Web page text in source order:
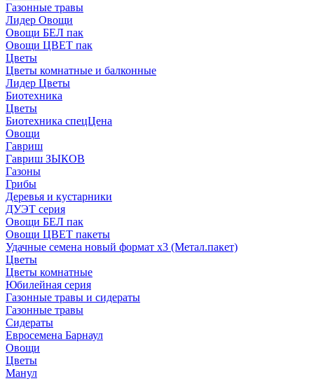
Газонные травы
Лидер Овощи
Овощи БЕЛ пак
Овощи ЦВЕТ пак
Цветы
Цветы комнатные и балконные
Лидер Цветы
Биотехника
Цветы
Биотехника спецЦена
Овощи
Гавриш
Гавриш ЗЫКОВ
Газоны
Грибы
Деревья и кустарники
ДУЭТ серия
Овощи БЕЛ пак
Овощи ЦВЕТ пакеты
Удачные семена новый формат х3 (Метал.пакет)
Цветы
Цветы комнатные
Юбилейная серия
Газонные травы и сидераты
Газонные травы
Сидераты
Евросемена Барнаул
Овощи
Цветы
Манул